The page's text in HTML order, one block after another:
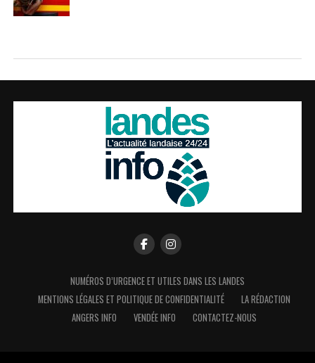
NUMÉROS D’URGENCE ET UTILES DANS LES LANDES
MENTIONS LÉGALES ET POLITIQUE DE CONFIDENTIALITÉ
LA RÉDACTION
ANGERS INFO
VENDÉE INFO CONTACTEZ-NOUS